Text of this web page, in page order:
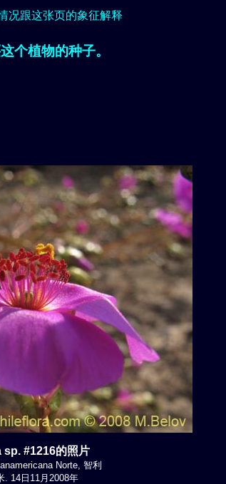
况跟这张页的象征解释
个植物的种子。
#1216的照片
Norte, 智利
. 14日11月2008年